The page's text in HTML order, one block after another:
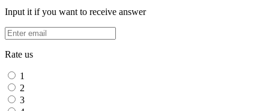
Input it if you want to receive answer
Rate us
1
2
3